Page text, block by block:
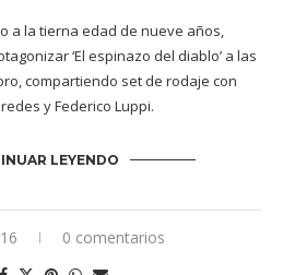
a la tierna edad de nueve años,
‘El espinazo del diablo’ a las
compartiendo set de rodaje con
y Federico Luppi.
LEYENDO
0 comentarios